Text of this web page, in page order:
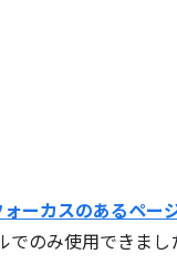
ォーカスのあるペー
でのみ使用できまし